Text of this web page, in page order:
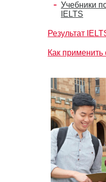
Учебники
IELTS
Результат
Как применить